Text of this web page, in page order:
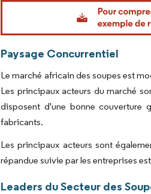
Paysage Concurrentiel
Le marché africain des soupes est
Les principaux acteurs du marché
disposent d'une bonne couverture
fabricants.
Les principaux acteurs sont
répandue suivie par les entreprises
Leaders du Secteur des